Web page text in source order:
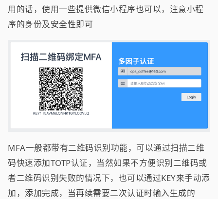
用的话，使用一些提供微信小程序也可以，注意小程
序的身份及安全性即可
MFA一般都带有二维码识别功能，可以通过扫描二维
码快速添加TOTP认证，当然如果不方便识别二维码或
者二维码识别失败的情况下，也可以通过KEY来手动添
加，添加完成，当再续需要二次认证时输入生成的